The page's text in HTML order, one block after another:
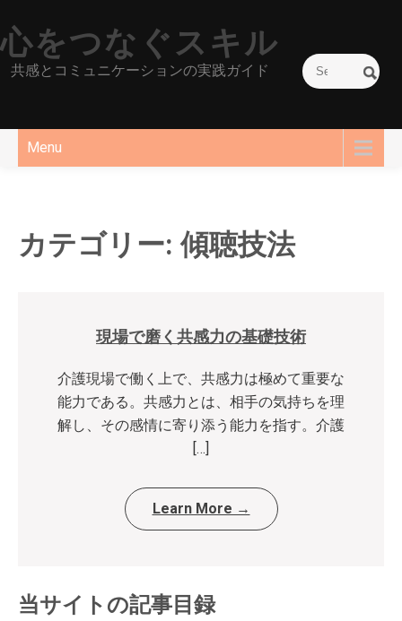
to
content
心をつなぐスキル
共感とコミュニケーションの実践ガイド
Menu
カテゴリー:傾聴技法
現場で磨く共感力の基礎技術
介護現場で働く上で、共感力は極めて重要な
能力である。共感力とは、相手の気持ちを理
解し、その感情に寄り添う能力を指す。介護
[…]
Learn More →
当サイトの記事目録